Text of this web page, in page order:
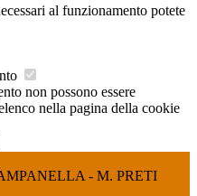
al funzionamento potete
non possono essere
nella pagina della cookie
- M. PRETI